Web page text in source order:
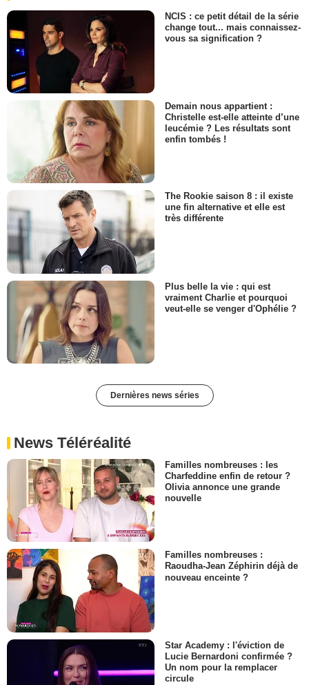
NCIS : ce petit détail de la série
change tout... mais connaissez-
vous sa signification ?
Demain nous appartient :
Christelle est-elle atteinte d’une
leucémie ? Les résultats sont
enfin tombés !
The Rookie saison 8 : il existe
une fin alternative et elle est
très différente
Plus belle la vie : qui est
vraiment Charlie et pourquoi
veut-elle se venger d'Ophélie ?
Dernières news séries
News Téléréalité
Familles nombreuses : les
Charfeddine enfin de retour ?
Olivia annonce une grande
nouvelle
Familles nombreuses :
Raoudha-Jean Zéphirin déjà de
nouveau enceinte ?
Star Academy : l'éviction de
Lucie Bernardoni confirmée ?
Un nom pour la remplacer
circule